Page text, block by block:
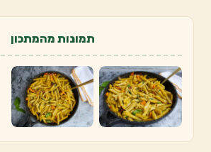
תמונות מהמתכון